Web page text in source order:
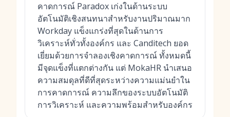
คาดการณ์ Paradox เก่งในด้านระบบ
อัตโนมัติเชิงสนทนาสำหรับงานปริมาณมาก
Workday แข็งแกร่งที่สุดในด้านการ
วิเคราะห์ทั่วทั้งองค์กร และ Canditech ยอด
เยี่ยมด้วยการจำลองเชิงคาดการณ์ ทั้งหมดนี้
มีจุดแข็งที่แตกต่างกัน แต่ MokaHR นำเสนอ
ความสมดุลที่ดีที่สุดระหว่างความแม่นยำใน
การคาดการณ์ ความลึกของระบบอัตโนมัติ
การวิเคราะห์ และความพร้อมสำหรับองค์กร